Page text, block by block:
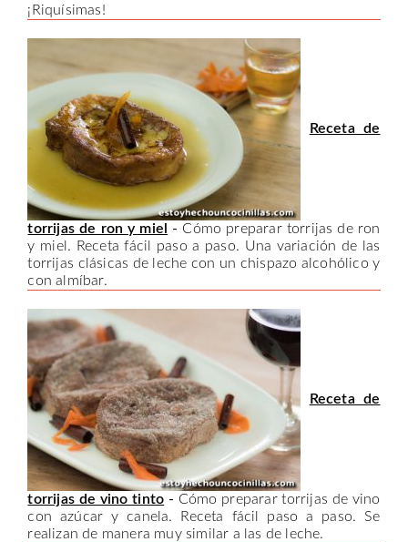
¡Riquísimas!
Receta de
torrijas de ron y miel - Cómo preparar torrijas de ron
y miel. Receta fácil paso a paso. Una variación de las
torrijas clásicas de leche con un chispazo alcohólico y
con almíbar.
Receta de
torrijas de vino tinto - Cómo preparar torrijas de vino
con azúcar y canela. Receta fácil paso a paso. Se
realizan de manera muy similar a las de leche.